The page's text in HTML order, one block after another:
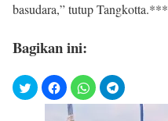
basudara,” tutup Tangkotta.***
Bagikan ini: